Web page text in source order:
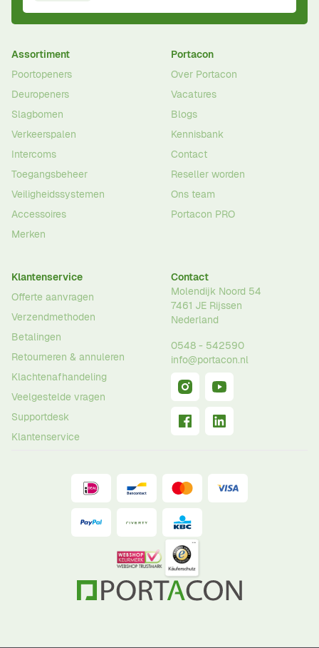
Assortiment
Poortopeners
Deuropeners
Slagbomen
Verkeerspalen
Intercoms
Toegangsbeheer
Veiligheidssystemen
Accessoires
Merken
Portacon
Over Portacon
Vacatures
Blogs
Kennisbank
Contact
Reseller worden
Ons team
Portacon PRO
Klantenservice
Offerte aanvragen
Verzendmethoden
Betalingen
Retourneren & annuleren
Klachtenafhandeling
Veelgestelde vragen
Supportdesk
Klantenservice
Contact
Molendijk Noord 54
7461 JE Rijssen
Nederland
0548 - 542590
info@portacon.nl